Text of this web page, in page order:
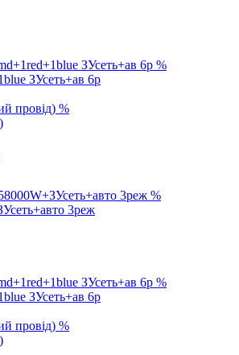
%
ЗУсеть+ав 6р
%
%
3реж
%
ЗУсеть+ав 6р
%